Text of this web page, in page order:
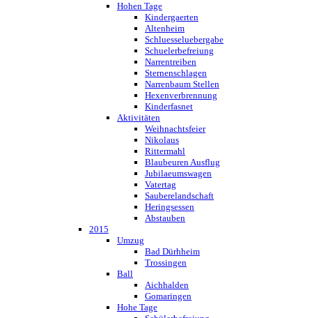
Hohen Tage
Kindergaerten
Altenheim
Schluesseluebergabe
Schuelerbefreiung
Narrentreiben
Sternenschlagen
Narrenbaum Stellen
Hexenverbrennung
Kinderfasnet
Aktivitäten
Weihnachtsfeier
Nikolaus
Rittermahl
Blaubeuren Ausflug
Jubilaeumswagen
Vatertag
Sauberelandschaft
Heringsessen
Abstauben
2015
Umzug
Bad Dürhheim
Trossingen
Ball
Aichhalden
Gomaringen
Hohe Tage